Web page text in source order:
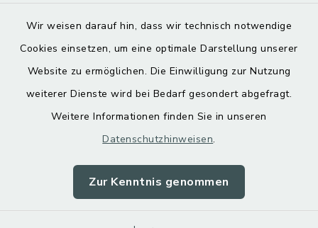
Wir weisen darauf hin, dass wir technisch notwendige
Cookies einsetzen, um eine optimale Darstellung unserer
Website zu ermöglichen. Die Einwilligung zur Nutzung
weiterer Dienste wird bei Bedarf gesondert abgefragt.
Weitere Informationen finden Sie in unseren
Datenschutzhinweisen.
Zur Kenntnis genommen
Datenschutz
Impressum
Sitemap
Cookie-Einstellungen